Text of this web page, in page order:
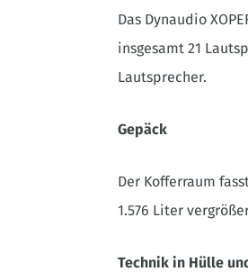
Das Dynaudio
insgesamt 21
Lautsprecher.
Gepäck
Der Kofferraum
1.576 Liter
Technik in Hülle